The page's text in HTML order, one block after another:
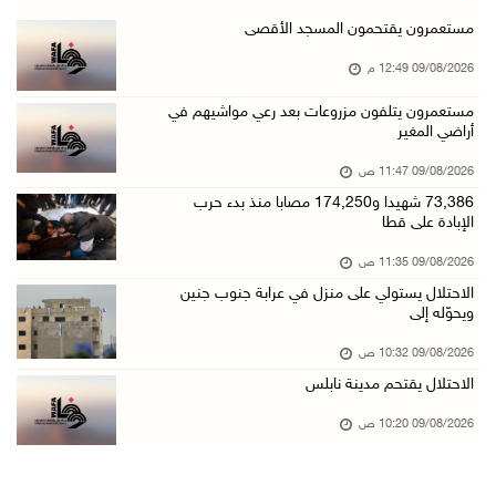
وفاة سفير فلسطين لدى مصر القائد الوطني دياب ا ...
09/آب/2026 10:42 ص
09/آب/2026 10:32 ص
الاحتلال يقتحم مدينة نابلس
09/آب/2026 10:20 ص
09/آب/2026 10:19 ص
وفاة شابة متأثرة بإصابتها جراء حادث سير قرب ج ...
اعتقال مواطنين من بلدة سنجل شمال رام الله
مستعمرون يقتحمون المسجد الأقصى
09/08/2026 12:49 م
مستعمرون يتلفون مزروعات بعد رعي مواشيهم في
أراضي المغير
09/08/2026 11:47 ص
73,386 شهيدا و174,250 مصابا منذ بدء حرب
الإبادة على قطا
09/08/2026 11:35 ص
الاحتلال يستولي على منزل في عرابة جنوب جنين
ويحوّله إلى
09/08/2026 10:32 ص
الاحتلال يقتحم مدينة نابلس
09/08/2026 10:20 ص